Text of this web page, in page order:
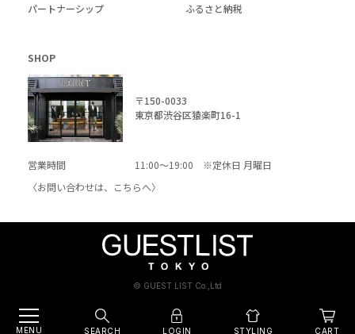
パートナーシップ
ふるさと納税
SHOP
〒150-0033
東京都渋谷区猿楽町16-1
営業時間
11:00～19:00 ※定休日 月曜日
〈お問い合わせは、
こちらへ〉
© GUEST LIST Co.,Ltd
MENU SEARCH LOGIN STYLING CART